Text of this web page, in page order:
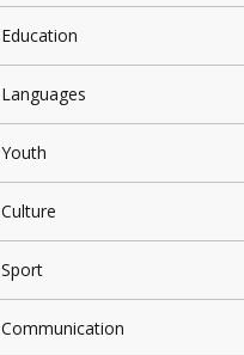
Education
Languages
Youth
Culture
Sport
Communication